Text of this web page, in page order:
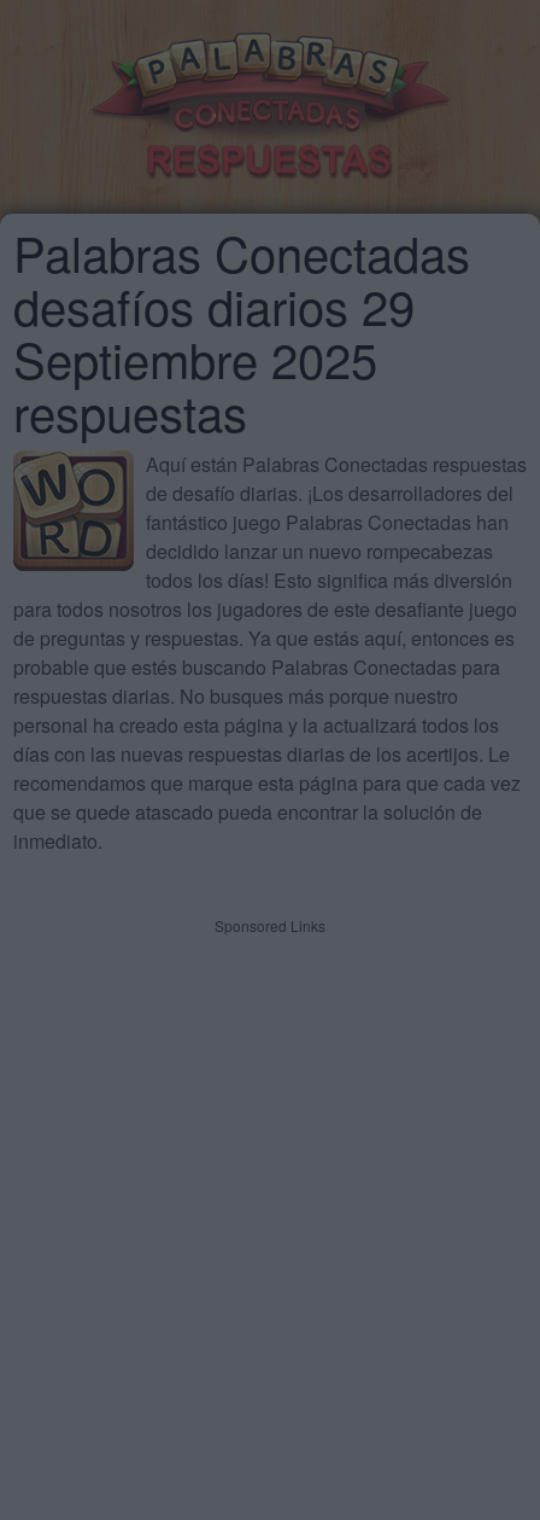
Palabras Conectadas
desafíos diarios 29
Septiembre 2025
respuestas
Aquí están Palabras Conectadas respuestas
de desafío diarias. ¡Los desarrolladores del
fantástico juego Palabras Conectadas han
decidido lanzar un nuevo rompecabezas
todos los días! Esto significa más diversión
para todos nosotros los jugadores de este desafiante juego
de preguntas y respuestas. Ya que estás aquí, entonces es
probable que estés buscando Palabras Conectadas para
respuestas diarias. No busques más porque nuestro
personal ha creado esta página y la actualizará todos los
días con las nuevas respuestas diarias de los acertijos. Le
recomendamos que marque esta página para que cada vez
que se quede atascado pueda encontrar la solución de
inmediato.
Sponsored Links